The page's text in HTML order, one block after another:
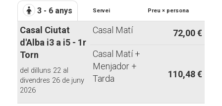
3 - 6 anys Servei Preu × persona
Casal Ciutat
d'Alba i3 a i5 - 1r
Torn
del dilluns 22 al
divendres 26 de juny
2026
Casal Matí
72,00 €
Casal Matí +
Menjador +
Tarda
110,48 €